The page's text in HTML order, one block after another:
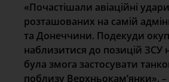
«Почастішали авіаційні
розташованих на самій
та Донеччини. Подекуди
наблизитися до позицій ЗСУ
була змога застосувати
поблизу Верхньокам’янки»,